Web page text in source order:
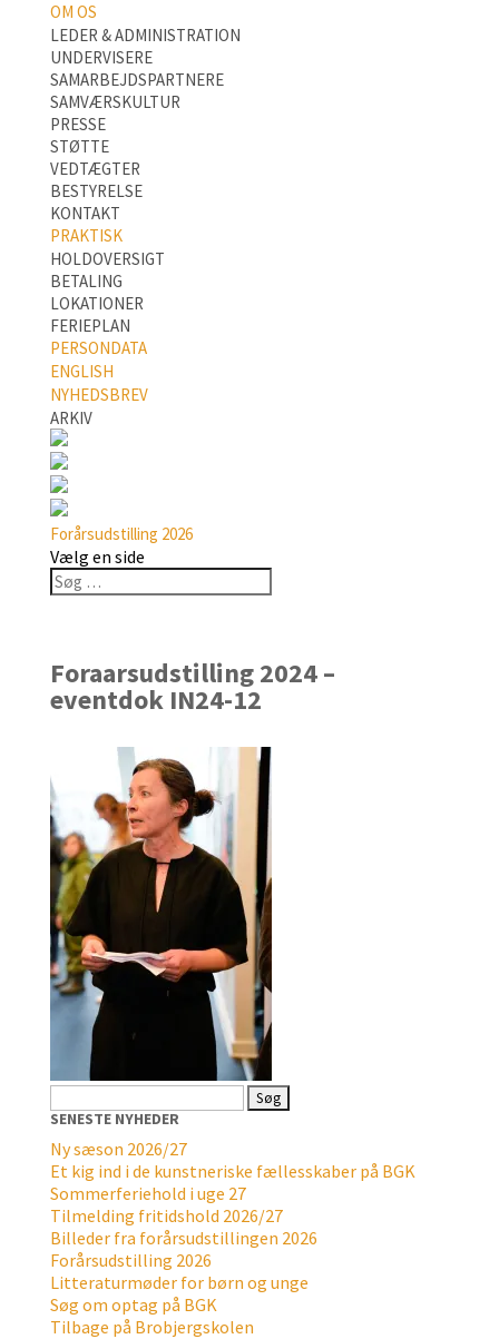
OM OS
LEDER & ADMINISTRATION
UNDERVISERE
SAMARBEJDSPARTNERE
SAMVÆRSKULTUR
PRESSE
STØTTE
VEDTÆGTER
BESTYRELSE
KONTAKT
PRAKTISK
HOLDOVERSIGT
BETALING
LOKATIONER
FERIEPLAN
PERSONDATA
ENGLISH
NYHEDSBREV
ARKIV
Forårsudstilling 2026
Vælg en side
Foraarsudstilling 2024 –
eventdok IN24-12
efter:
SENESTE NYHEDER
Ny sæson 2026/27
Et kig ind i de kunstneriske fællesskaber på BGK
Sommerferiehold i uge 27
Tilmelding fritidshold 2026/27
Billeder fra forårsudstillingen 2026
Forårsudstilling 2026
Litteraturmøder for børn og unge
Søg om optag på BGK
Tilbage på Brobjergskolen